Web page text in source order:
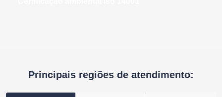
Principais regiões de atendimento: